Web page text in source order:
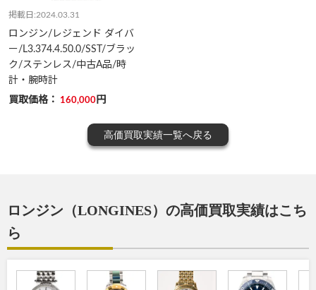
掲載日:2024.03.31
ロンジン/レジェンド ダイバ
ー/L3.374.4.50.0/SST/ブラッ
ク/ステンレス/中古A品/時
計・腕時計
買取価格：
160,000 円
高価買取実績一覧へ戻る
ロンジン（LONGINES）の高価買取実績はこち
ら